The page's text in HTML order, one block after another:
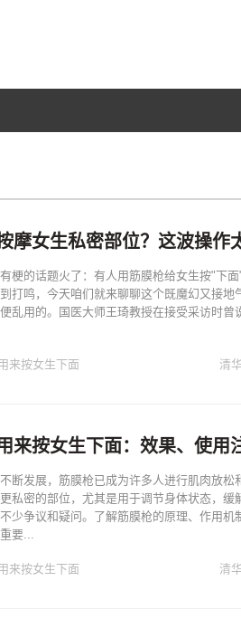
摩女生私密部位？这波操作
梗的话题火了：有人用筋膜枪给女生按"下
打鸣，今天咱们就来聊聊这个既魔幻又接地
乱用的。国医大师王琦教授在接受采访时
来按女生下面 清
来按女生下面：效果、使用
断发展，筋膜枪已成为许多人进行肌肉放
私密的部位，尤其是用于调节身体状态，缓
少争议和疑问。了解筋膜枪的原理、作用
要...
来按女生下面 清